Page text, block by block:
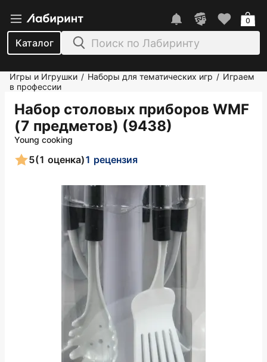
Каталог
0
Игры и Игрушки / Наборы для тематических игр / Играем
в профессии
Набор столовых приборов WMF
(7 предметов) (9438)
Young cooking
5(1 оценка)1 рецензия